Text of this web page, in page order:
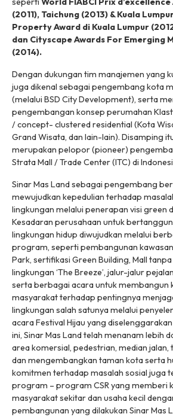
(2011), Taichung (2013) & Kuala
Property Award di Kuala Lumpur
dan Cityscape Awards For Emerging
(2014).
Dengan dukungan tim manajemen yang
juga dikenal sebagai pengembang kota
(melalui BSD City Development), serta
pengembangan konsep perumahan
/concept- clustered residential (Kota
Grand Wisata, dan lain-lain). Disamping
merupakan pelopor (pioneer)
Strata Mall / Trade Center (ITC) di
Sinar Mas Land sebagai pengembang
mewujudkan kepedulian terhadap
lingkungan melalui penerapan visi green
Kesadaran perusahaan untuk
lingkungan hidup diwujudkan melalui
program, seperti pembangunan
Park, sertifikasi Green Building, Mall
lingkungan ‘The Breeze’, jalur-jalur
serta berbagai acara untuk membangun
masyarakat terhadap pentingnya
lingkungan salah satunya melalui
acara Festival Hijau yang
ini, Sinar Mas Land telah menanam lebih
area komersial, pedestrian, median jalan,
dan mengembangkan taman kota serta
komitmen terhadap masalah sosial juga
program – program CSR yang memberi
masyarakat sekitar dan usaha kecil
pembangunan yang dilakukan Sinar Mas